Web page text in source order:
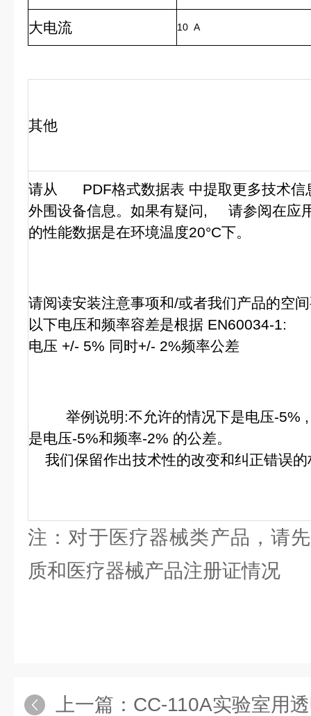
大电流 10 A
其他
请从 PDF格式数据表 中提取更多技术信
外围设备信息。如果有疑问, 请参阅在应
的性能数据是在环境温度20°C下。
请阅读安装注意事项和/或者我们产品的空
以下电压和频率容差是根据 EN60034-1:
电压 +/- 5% 同时+/- 2%频率公差
举例说明:不允许的情况下是电压-5% ,
是电压-5%和频率-2% 的公差。
我们保留作出技术性的改变和纠正错误
注：对于医疗器械类产品，请
质和医疗器械产品注册证情况
上一篇： CC-110A实验室用透